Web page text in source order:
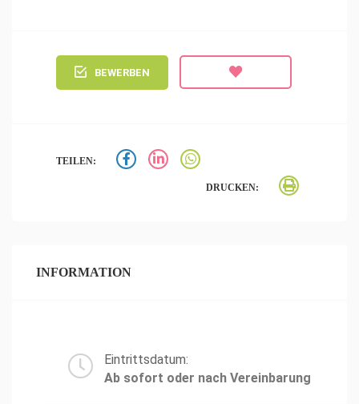
BEWERBEN
TEILEN:
DRUCKEN:
INFORMATION
Eintrittsdatum:
Ab sofort oder nach Vereinbarung